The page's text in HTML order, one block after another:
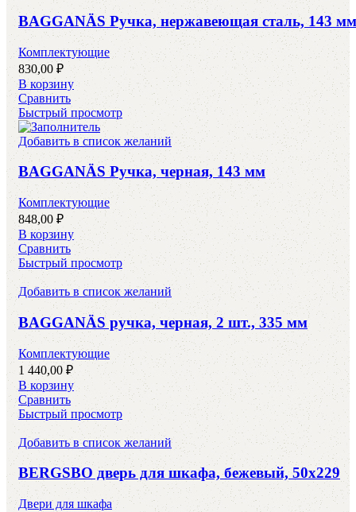
BAGGANÄS Ручка, нержавеющая сталь, 143 мм
Комплектующие
830,00 ₽
В корзину
Сравнить
Быстрый просмотр
Добавить в список желаний
BAGGANÄS Ручка, черная, 143 мм
Комплектующие
848,00 ₽
В корзину
Сравнить
Быстрый просмотр
Добавить в список желаний
BAGGANÄS ручка, черная, 2 шт., 335 мм
Комплектующие
1 440,00 ₽
В корзину
Сравнить
Быстрый просмотр
Добавить в список желаний
BERGSBO дверь для шкафа, бежевый, 50х229
Двери для шкафа